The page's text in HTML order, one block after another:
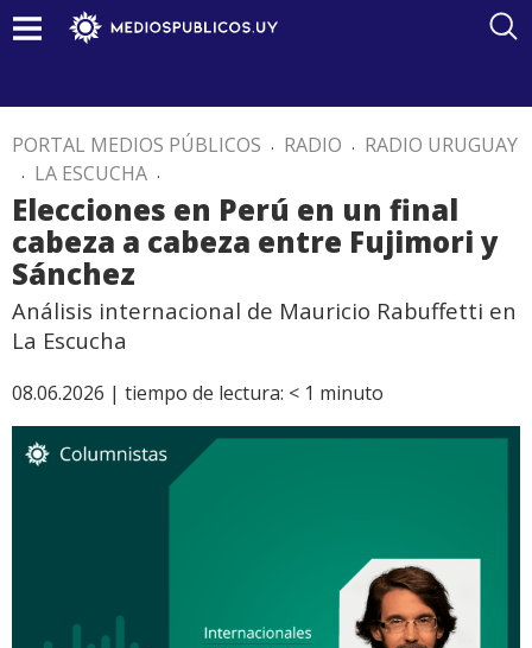
PORTAL MEDIOS PÚBLICOS . RADIO . RADIO URUGUAY
. LA ESCUCHA .
Elecciones en Perú en un final
cabeza a cabeza entre Fujimori y
Sánchez
Análisis internacional de Mauricio Rabuffetti en
La Escucha
08.06.2026 | tiempo de lectura: < 1 minuto